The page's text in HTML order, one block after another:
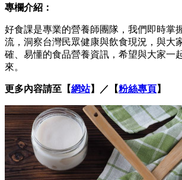
專欄介紹：
好食課是專業的營養師團隊，我們即時掌
流，洞察台灣民眾健康與飲食現況，與大
確、易懂的食品營養資訊，希望與大家一
來。
更多內容請至【網站】／【粉絲專頁】